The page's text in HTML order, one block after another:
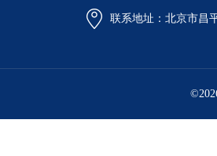
联系地址：北京市昌